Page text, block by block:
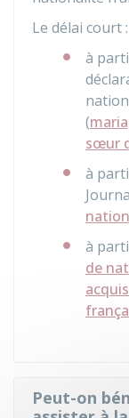
Le délai court :
à
(
sœur
à
à
de
Peut-on